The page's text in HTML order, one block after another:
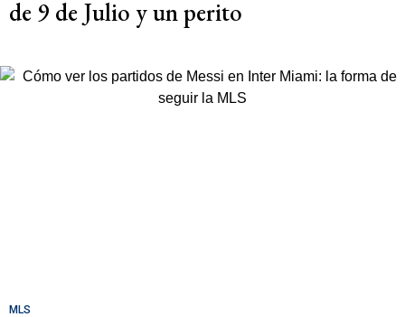
de 9 de Julio y un perito
MLS